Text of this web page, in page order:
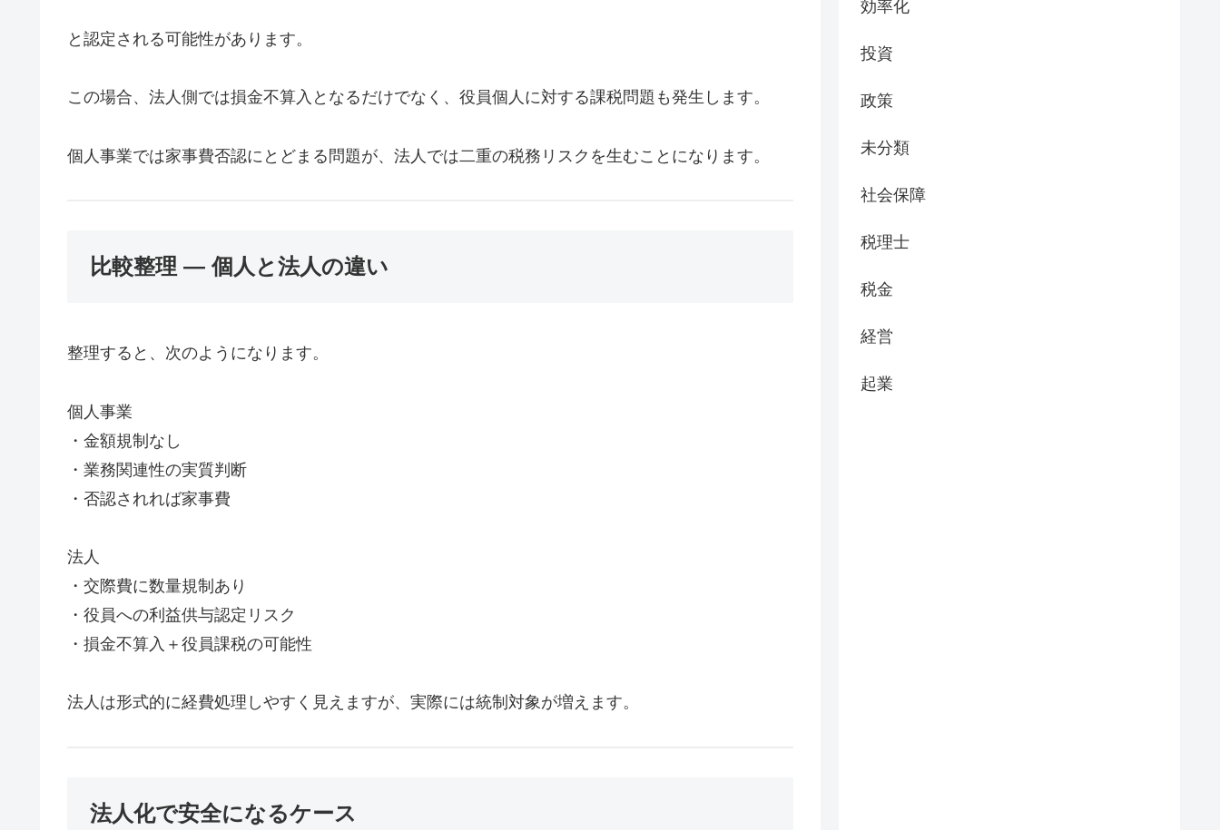
と認定される可能性があります。
この場合、法人側では損金不算入となるだけでなく、役員個人に対する課税問題も発生します。
個人事業では家事費否認にとどまる問題が、法人では二重の税務リスクを生むことになります。
比較整理 ― 個人と法人の違い
整理すると、次のようになります。
個人事業
・金額規制なし
・業務関連性の実質判断
・否認されれば家事費
法人
・交際費に数量規制あり
・役員への利益供与認定リスク
・損金不算入＋役員課税の可能性
法人は形式的に経費処理しやすく見えますが、実際には統制対象が増えます。
法人化で安全になるケース
効率化
投資
政策
未分類
社会保障
税理士
税金
経営
起業